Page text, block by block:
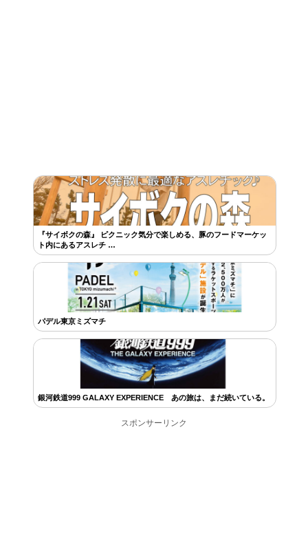
『サイボクの森』 ピクニック気分で楽しめる、豚のフードマーケッ
ト内にあるアスレチ …
パデル東京ミズマチ
銀河鉄道999 GALAXY EXPERIENCE あの旅は、まだ続いている。
スポンサーリンク